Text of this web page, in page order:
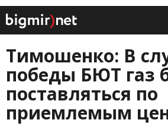
Тимошенко: В
победы БЮТ газ
поставляться по
приемлемым